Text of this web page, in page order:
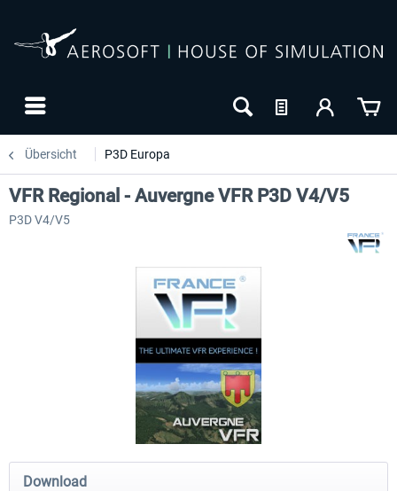
Übersicht P3D Europa
Hamburg-Finkenwerder Madeira X Evolution
VFR Regional - Auvergne VFR P3D V4/V5
P3D V4/V5
Download